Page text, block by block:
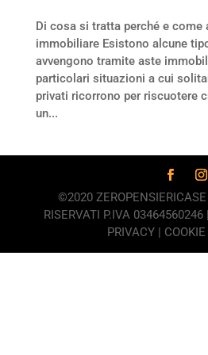
Di cosa si tratta perché e come
immobiliare Esistono alcune
avvengono tramite aste
particolari situazioni a cui
privati ricorrono per riscuotere
un...
©2020
RISERVATI P.IVA 03464560246 |
PRIVACY|